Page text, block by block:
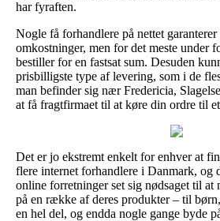
har fyraften.
Nogle få forhandlere på nettet
omkostninger, men for det meste under
bestiller for en fastsat sum. Desuden
prisbilligste type af levering, som i de
man befinder sig nær Fredericia,
at få fragtfirmaet til at køre din ordre til
Det er jo ekstremt enkelt for enhver at
flere internet forhandlere i Danmark, og
online forretninger set sig nødsaget til at
på en række af deres produkter – til
en hel del, og endda nogle gange byde